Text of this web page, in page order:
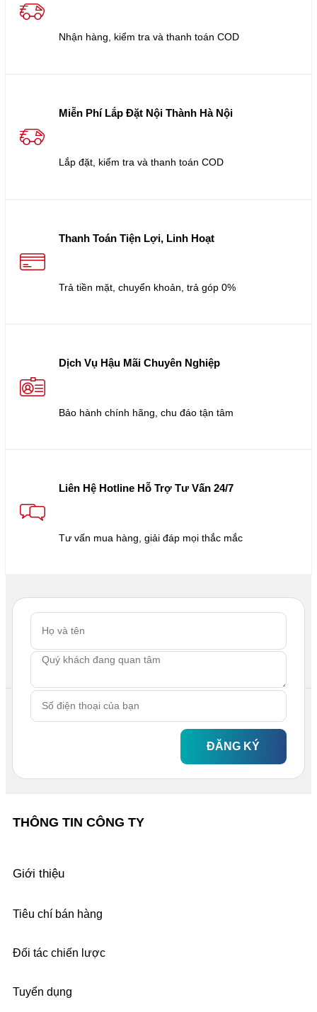
Nhận hàng, kiểm tra và thanh toán COD
Miễn Phí Lắp Đặt Nội Thành Hà Nội
Lắp đặt, kiểm tra và thanh toán COD
Thanh Toán Tiện Lợi, Linh Hoạt
Trả tiền mặt, chuyển khoản, trả góp 0%
Dịch Vụ Hậu Mãi Chuyên Nghiệp
Bảo hành chính hãng, chu đáo tận tâm
Liên Hệ Hotline Hỗ Trợ Tư Vấn 24/7
Tư vấn mua hàng, giải đáp mọi thắc mắc
ĐĂNG KÝ
THÔNG TIN CÔNG TY
Giới thiệu
Tiêu chí bán hàng
Đối tác chiến lược
Tuyển dụng